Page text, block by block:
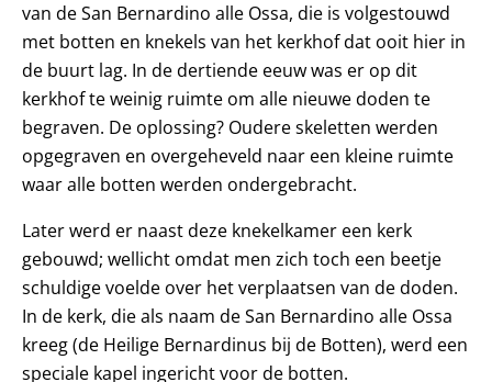
van de San Bernardino alle Ossa, die is volgestouwd
met botten en knekels van het kerkhof dat ooit hier in
de buurt lag. In de dertiende eeuw was er op dit
kerkhof te weinig ruimte om alle nieuwe doden te
begraven. De oplossing? Oudere skeletten werden
opgegraven en overgeheveld naar een kleine ruimte
waar alle botten werden ondergebracht.
Later werd er naast deze knekelkamer een kerk
gebouwd; wellicht omdat men zich toch een beetje
schuldige voelde over het verplaatsen van de doden.
In de kerk, die als naam de San Bernardino alle Ossa
kreeg (de Heilige Bernardinus bij de Botten), werd een
speciale kapel ingericht voor de botten.